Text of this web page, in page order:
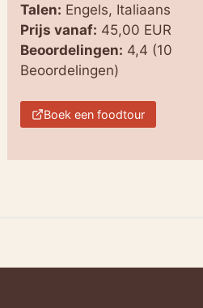
Talen: Engels, Italiaans
Prijs vanaf: 45,00 EUR
Beoordelingen: 4,4 (10
Beoordelingen)
Boek een foodtour